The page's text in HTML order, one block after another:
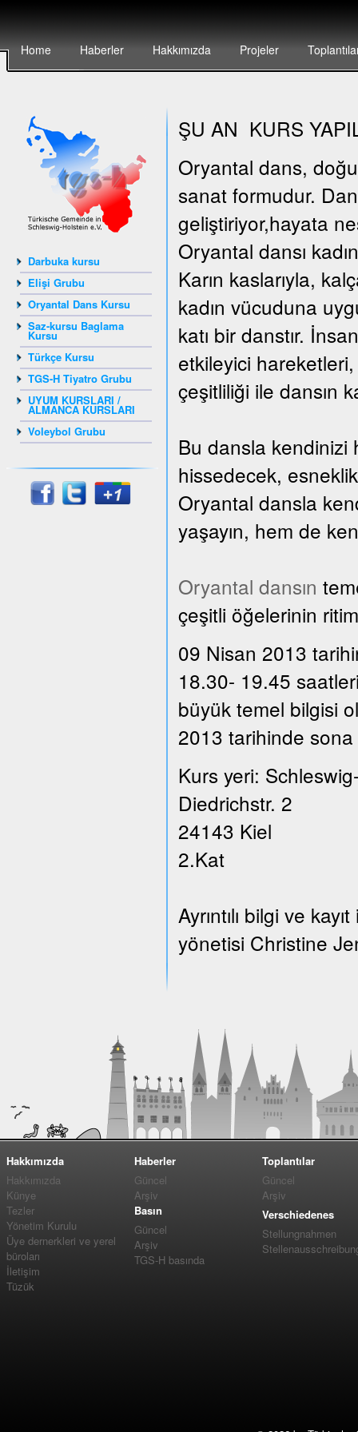
Home Haberler Hakkımızda Projeler
Darbuka kursu
Elişi Grubu
Oryantal Dans Kursu
Saz-kursu Baglama
Kursu
Türkçe Kursu
TGS-H Tiyatro Grubu
UYUM KURSLARI /
ALMANCA KURSLARI
Voleybol Grubu
ŞU AN KURS
Oryantal dans,
sanat formudur.
geliştiriyor,hayata
Oryantal dansı
Karın kaslarıyla,
kadın vücuduna
katı bir danstır.
etkileyici
çeşitliliği ile dansın
Bu dansla kendinizi
hissedecek,
Oryantal dansla
yaşayın, hem de
Oryantal dansın
çeşitli öğelerinin
09 Nisan 2013
18.30- 19.45
büyük temel bilgisi
2013 tarihinde
Kurs yeri:
Diedrichstr. 2
24143 Kiel
2.Kat
Ayrıntılı bilgi ve
yönetisi Christine
Hakkımızda
Hakkımızda
Künye
Tezler
Yönetim Kurulu
Üye dernerkleri ve yerel
büroları
İletişim
Tüzük
Haberler
Güncel
Arşiv
Basın
Güncel
Arşiv
TGS-H basında
Toplantılar
Güncel
Arşiv
Verschiedenes
Stellungnahmen